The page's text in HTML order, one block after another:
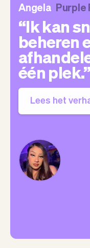
Angela Purple
Ik kan
beheren
één plek.
Lees het